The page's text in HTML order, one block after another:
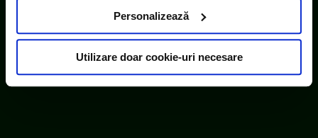
uri terțe). Găsiți în ferestrele Detalii și Despre informații
consimțământul cu privire la acestea.
Personalizează
Utilizare doar cookie-uri necesare
ECOTIC este membru WEEE Forum,
WEEELABEX, PRONEXA și al Coaliției PRO DEEE
România